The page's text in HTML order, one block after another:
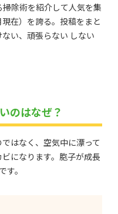
除術を紹介して人気を集
在）を誇る。投稿をまと
い、頑張らない しない
のはなぜ？
はなく、空気中に漂って
になります。胞子が成長
。